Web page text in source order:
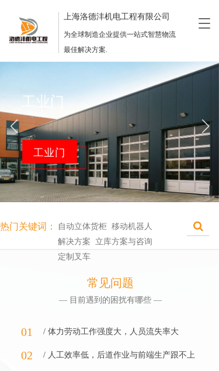
T
l
i
a
t
i
o
n
上海洛德沣机电工程有限公司
为全球制造企业提供一站式智慧物流
最佳解决方案.
VLM
热门关键词：
自动立体货柜  移动机器人
解决方案  立库方案与咨询
定制叉车
常见问题
— 目前遇到的困扰有哪些 —
01 / 体力劳动工作强度大，人员流失率大
02 / 人工效率低，后道作业与前端生产跟不上